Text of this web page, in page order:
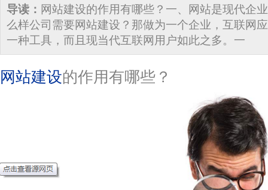
导读： 网站建设的作用有哪些？一、网站是现代企
么样公司需要网站建设？那做为一个企业，互联网
一种工具，而且现当代互联网用户如此之多。一
网站建设的作用有哪些？